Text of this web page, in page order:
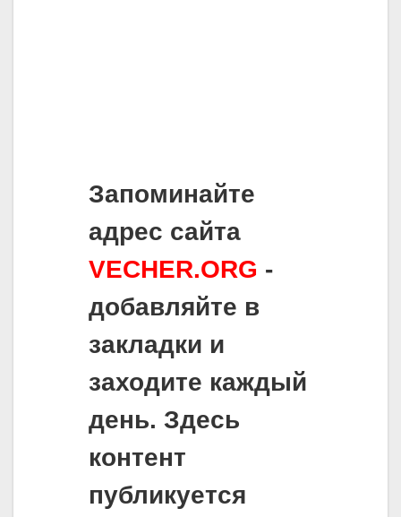
Запоминайте
адрес сайта
VECHER.ORG -
добавляйте в
закладки и
заходите каждый
день. Здесь
контент
публикуется